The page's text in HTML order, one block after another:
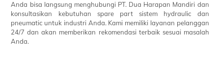
Anda bisa langsung menghubungi PT. Dua Harapan Mandiri dan
konsultasikan kebutuhan spare part sistem hydraulic dan
pneumatic untuk industri Anda. Kami memiliki layanan pelanggan
24/7 dan akan memberikan rekomendasi terbaik sesuai masalah
Anda.